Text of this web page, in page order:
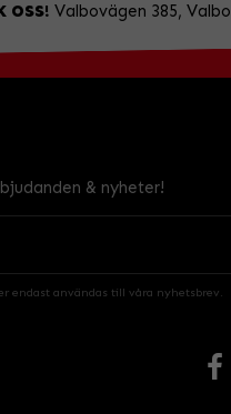
OSS! Valbovägen 385, Valbo
& nyheter!
endast användas till våra nyhetsbrev.